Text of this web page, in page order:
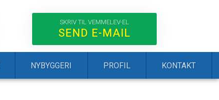
SKRIV TIL VEMMELEV-EL
SEND E-MAIL​
NYBYGGERI PROFIL KONTAKT